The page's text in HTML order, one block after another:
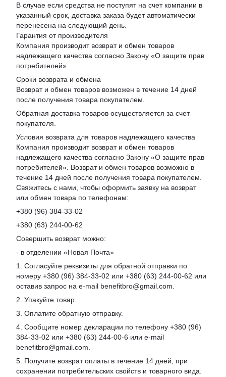
В случае если средства не поступят на счет компании в
указанный срок, доставка заказа будет автоматически
перенесена на следующий день.
Гарантия от производителя
Компания производит возврат и обмен товаров
надлежащего качества согласно Закону «О защите прав
потребителей».
Сроки возврата и обмена
Возврат и обмен товаров возможен в течение 14 дней
после получения товара покупателем.
Обратная доставка товаров осуществляется за счет
покупателя.
Условия возврата для товаров надлежащего качества
Компания производит возврат и обмен товаров
надлежащего качества согласно Закону «О защите прав
потребителей». Возврат и обмен товаров возможно в
течение 14 дней после получения товара покупателем.
Свяжитесь с нами, чтобы оформить заявку на возврат
или обмен товара по телефонам:
+380 (96) 384-33-02
+380 (63) 244-00-62
Совершить возврат можно:
- в отделении «Новая Почта»
1. Согласуйте реквизиты для обратной отправки по
номеру +380 (96) 384-33-02 или +380 (63) 244-00-62 или
оставив запрос на e-mail benefitbro@gmail.com.
2. Упакуйте товар.
3. Оплатите обратную отправку.
4. Сообщите номер декларации по телефону +380 (96)
384-33-02 или +380 (63) 244-00-6 или e-mail
benefitbro@gmail.com.
5. Получите возврат оплаты в течение 14 дней, при
сохранении потребительских свойств и товарного вида.